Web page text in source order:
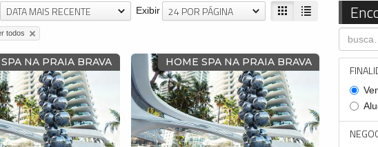
Exibir 24 POR PÁGINA
DATA MAIS RECENTE
todos
NA PRAIA BRAVA HOME SPA NA PRAIA BRAVA